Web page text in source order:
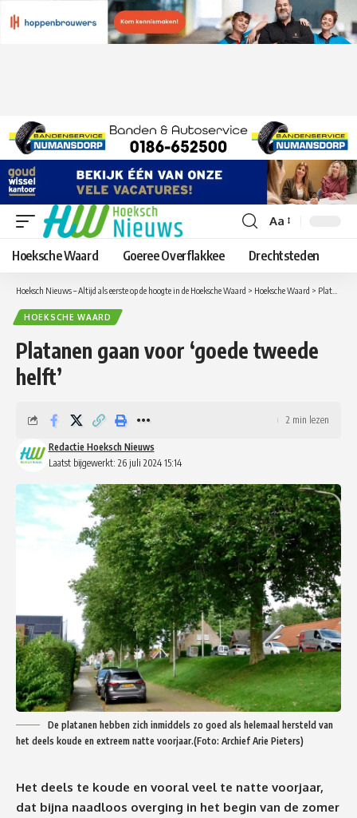
Lettergrootte
aanpassen
Aa
Hoeksche Waard Goeree Overflakkee Drechtsteden
Hoeksch Nieuws – Altijd als eerste op de hoogte in de Hoeksche Waard > Hoeksche Waard > Platanen gaan voor ‘goede tweede helft’
HOEKSCHE WAARD
Platanen gaan voor ‘goede tweede
helft’
Laatst bijgewerkt: 26 juli 2024 15:14
Redactie Hoeksch Nieuws
2 min lezen
De platanen hebben zich inmiddels zo goed als helemaal hersteld van
het deels koude en extreem natte voorjaar.(Foto: Archief Arie Pieters)
Het deels te koude en vooral veel te natte voorjaar,
dat bijna naadloos overging in het begin van de zomer